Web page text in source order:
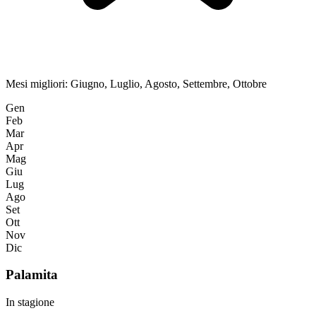
Mesi migliori: Giugno, Luglio, Agosto, Settembre, Ottobre
Gen
Feb
Mar
Apr
Mag
Giu
Lug
Ago
Set
Ott
Nov
Dic
Palamita
In stagione